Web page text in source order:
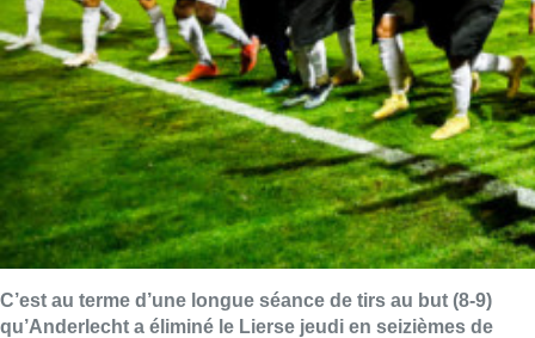
C’est au terme d’une longue séance de tirs au but (8-9)
qu’Anderlecht a éliminé le Lierse jeudi en seizièmes de